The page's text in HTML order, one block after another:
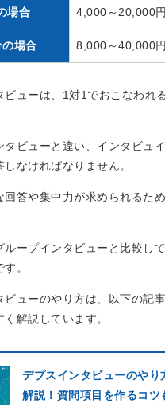
場合 4,000～20,000
場合 8,000～40,000
ビューは、1対1でおこなわれ
タビューと違い、インタビュ
なければなりません。
回答や集中力が求められるた
ループインタビューと比較し
。
ビューのやり方は、以下の記
解説しています。
デプスインタビューのやり
解説！質問項目を作るコツ